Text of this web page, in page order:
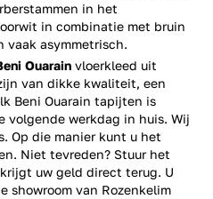
in het
in combinatie met bruin
vaak asymmetrisch.
Ouarain vloerkleed uit
van dikke kwaliteit, een
Beni Ouarain tapijten is
volgende werkdag in huis. Wij
Op die manier kunt u het
Niet tevreden? Stuur het
uw geld direct terug. U
showroom van Rozenkelim